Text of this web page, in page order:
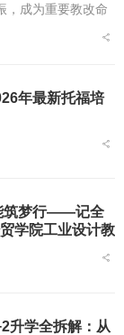
，成为重要教改命
践，以中华传统
年最新托福培
筑梦行——记全
学院工业设计教
升学全拆解：从